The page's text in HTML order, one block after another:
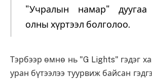
"Учралын намар" дуугаа
олны хүртээл болголоо.
Тэрбээр өмнө нь "G Lights" гэдэг
уран бүтээлээ туурвиж байсан